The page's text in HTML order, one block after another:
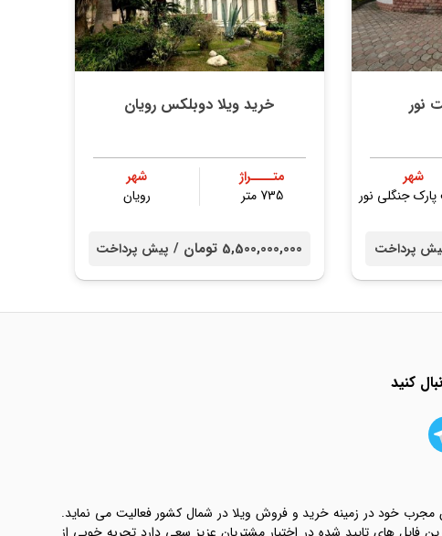
نور
شهر
جنگلی نور
پرداخت
خرید ویلا دوبلکس رویان
متــــراژ
735 متر
شهر
رویان
5,500,000,000 تومان / پیش پرداخت
کنید
مجرب خود در زمینه خرید و فروش ویلا در شمال کشور فعالیت می نماید.